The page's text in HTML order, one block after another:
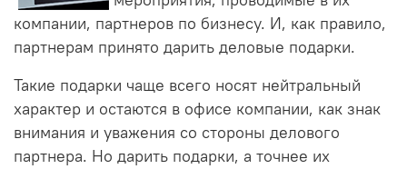
компании, партнеров по бизнесу. И, как правило,
партнерам принято дарить деловые подарки.
Такие подарки чаще всего носят нейтральный
характер и остаются в офисе компании, как знак
внимания и уважения со стороны делового
партнера. Но дарить подарки, а точнее их